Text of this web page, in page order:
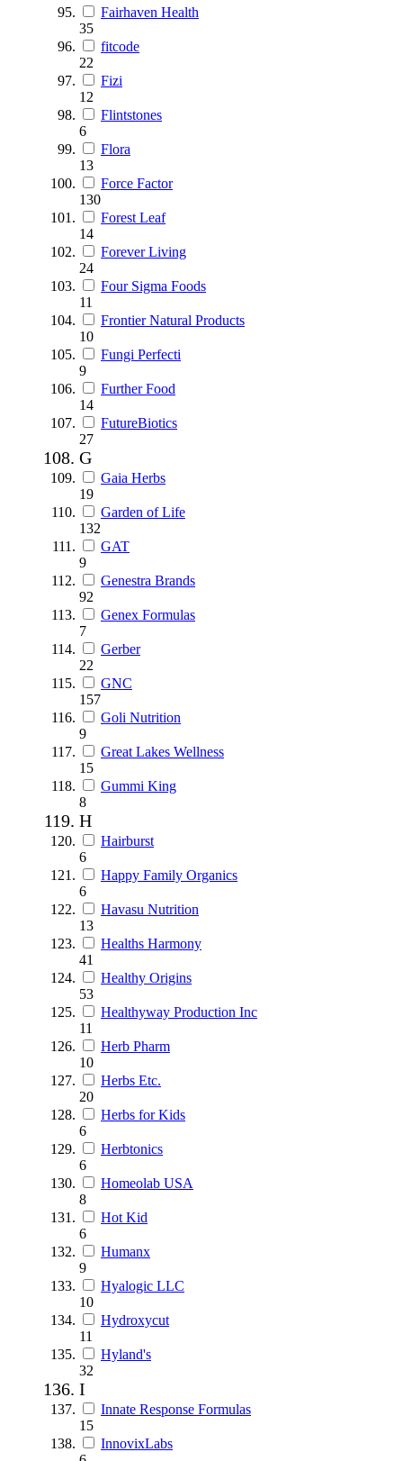
Fairhaven Health
35
fitcode
22
Fizi
12
Flintstones
6
Flora
13
Force Factor
130
Forest Leaf
14
Forever Living
24
Four Sigma Foods
11
Frontier Natural Products
10
Fungi Perfecti
9
Further Food
14
FutureBiotics
27
G
Gaia Herbs
19
Garden of Life
132
GAT
9
Genestra Brands
92
Genex Formulas
7
Gerber
22
GNC
157
Goli Nutrition
9
Great Lakes Wellness
15
Gummi King
8
H
Hairburst
6
Happy Family Organics
6
Havasu Nutrition
13
Healths Harmony
41
Healthy Origins
53
Healthyway Production Inc
11
Herb Pharm
10
Herbs Etc.
20
Herbs for Kids
6
Herbtonics
6
Homeolab USA
8
Hot Kid
6
Humanx
9
Hyalogic LLC
10
Hydroxycut
11
Hyland's
32
I
Innate Response Formulas
15
InnovixLabs